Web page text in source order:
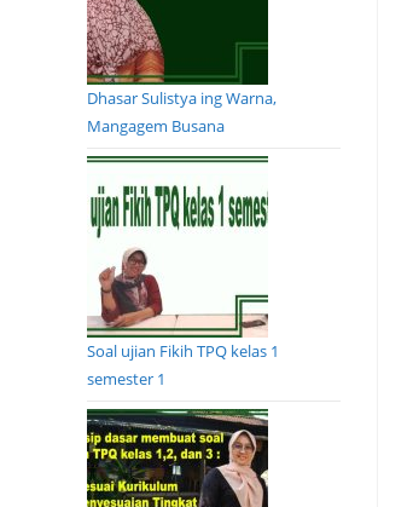
Dhasar Sulistya ing Warna,
Mangagem Busana
Soal ujian Fikih TPQ kelas 1
semester 1